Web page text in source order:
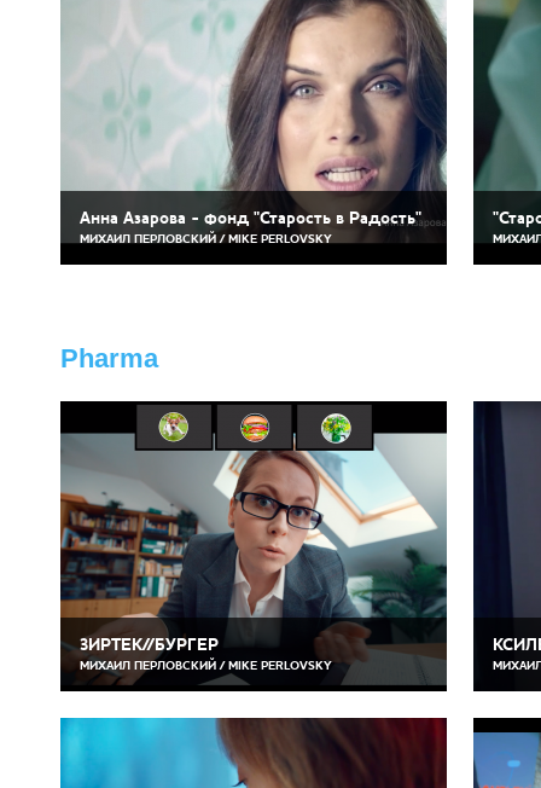
Анна Азарова - фонд "Старость в Радость"
МИХАИЛ ПЕРЛОВСКИЙ / MIKE PERLOVSKY МИХАИЛ
Pharma
ЗИРТЕК//БУРГЕР
МИХАИЛ ПЕРЛОВСКИЙ / MIKE PERLOVSKY МИХАИЛ